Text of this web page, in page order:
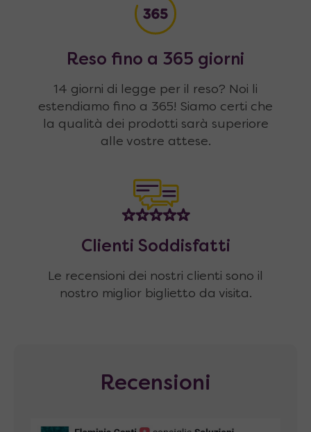
Reso fino a 365 giorni
14 giorni di legge per il reso? Noi li
estendiamo fino a 365! Siamo certi che
la qualità dei prodotti sarà superiore
alle vostre attese.
Clienti Soddisfatti
Le recensioni dei nostri clienti sono il
nostro miglior biglietto da visita.
Recensioni